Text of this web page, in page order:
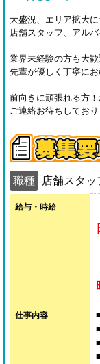
大盛況、エリア拡大に
店舗スタッフ、アル
業界未経験の方も大歓
先輩が優しく丁寧に
前向きに頑張れる方
ご連絡お待ちしており
職種 店舗スタッ
給与・時給
仕事内容